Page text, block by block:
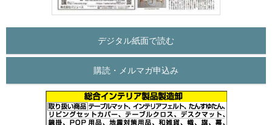
デジタル紙面で読む
購読・メルマガ申込み